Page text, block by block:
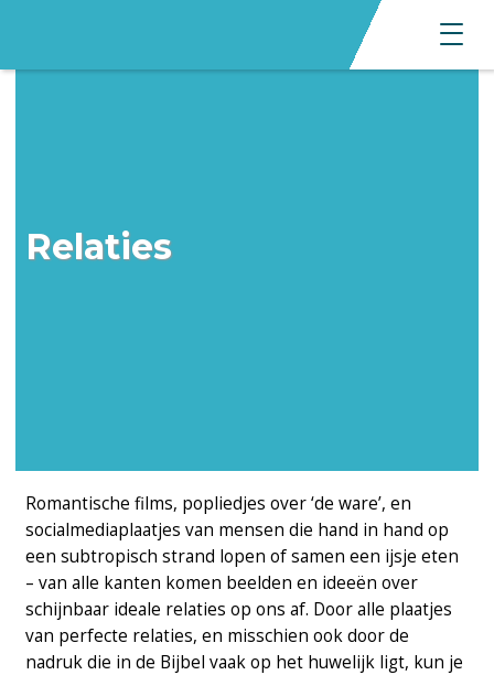
Relaties
Romantische films, popliedjes over ‘de ware’, en
socialmediaplaatjes van mensen die hand in hand op
een subtropisch strand lopen of samen een ijsje eten
– van alle kanten komen beelden en ideeën over
schijnbaar ideale relaties op ons af. Door alle plaatjes
van perfecte relaties, en misschien ook door de
nadruk die in de Bijbel vaak op het huwelijk ligt, kun je